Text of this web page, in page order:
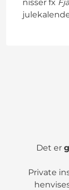
nisser fx
Det er
Private